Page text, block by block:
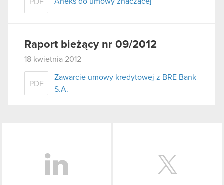
PDF
Raport bieżący nr 09/2012
18 kwietnia 2012
PDF
Zawarcie umowy kredytowej z BRE Bank
S.A.